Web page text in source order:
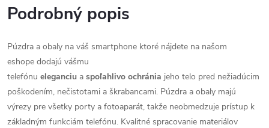
Podrobný popis
Púzdra a obaly na váš smartphone ktoré nájdete na našom
eshope dodajú vášmu
telefónu eleganciu a spoľahlivo ochránia jeho telo pred nežiadúcim
poškodením, nečistotami a škrabancami. Púzdra a obaly majú
výrezy pre všetky porty a fotoaparát, takže neobmedzuje prístup k
základným funkciám telefónu. Kvalitné spracovanie materiálov